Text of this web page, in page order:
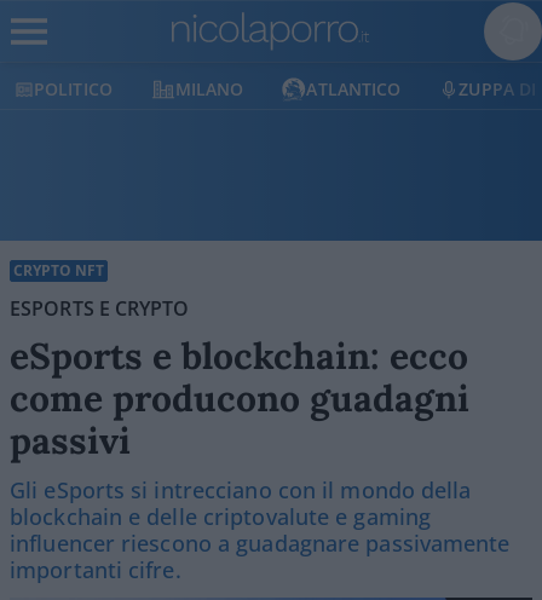
MILANO ATLANTICO ZUPPA DI PORRO
CRYPTO NFT
ESPORTS E CRYPTO
eSports e blockchain: ecco
come producono guadagni
passivi
Gli eSports si intrecciano con il mondo della
blockchain e delle criptovalute e gaming
influencer riescono a guadagnare passivamente
importanti cifre.